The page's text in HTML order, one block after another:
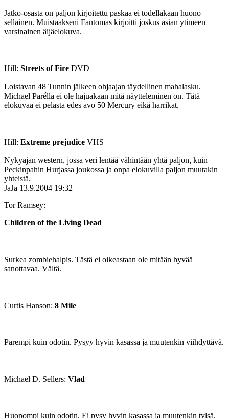
Jatko-osasta on paljon kirjoitettu paskaa ei todellakaan huono
sellainen. Muistaakseni Fantomas kirjoitti joskus asian ytimeen
varsinainen äijäelokuva.
Hill: Streets of Fire DVD
Loistavan 48 Tunnin jälkeen ohjaajan täydellinen mahalasku.
Michael Parélla ei ole hajuakaan mitä näytteleminen on. Tätä
elokuvaa ei pelasta edes avo 50 Mercury eikä harrikat.
Hill: Extreme prejudice VHS
Nykyajan western, jossa veri lentää vähintään yhtä paljon, kuin
Peckinpahin Hurjassa joukossa ja onpa elokuvilla paljon muutakin
yhteistä.
JaJa 13.9.2004 19:32
Tor Ramsey:
Children of the Living Dead
Surkea zombiehalpis. Tästä ei oikeastaan ole mitään hyvää
sanottavaa. Vältä.
Curtis Hanson: 8 Mile
Parempi kuin odotin. Pysyy hyvin kasassa ja muutenkin viihdyttävä.
Michael D. Sellers: Vlad
Huonompi kuin odotin. Ei pysy hyvin kasassa ja muutenkin tylsä.